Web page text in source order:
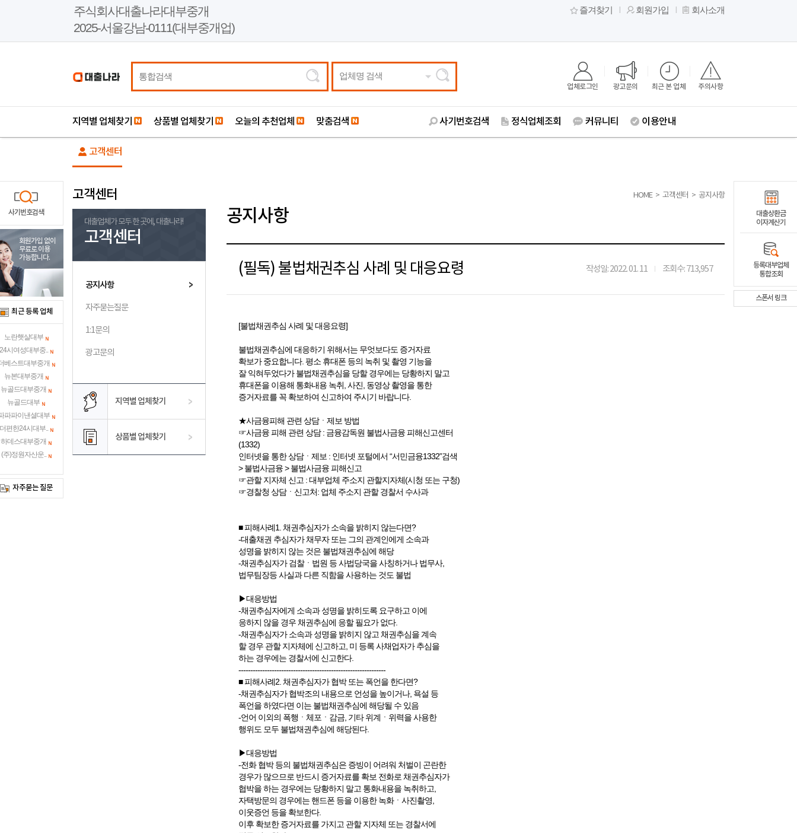
주식회사대출나라대부중개
2025-서울강남-0111(대부중개업)
즐겨찾기 회원가입 회사소개
업체명 검색
업체로그인 광고문의 최근 본 업체 주의사항
지역별 업체찾기 상품별 업체찾기 오늘의 추천업체 맞춤검색 사기번호검색 정식업체조회 커뮤니티 이용안내
고객센터
고객센터 HOME > 고객센터 > 공지사항
대출업체가 모두 한 곳에, 대출나라!
고객센터
공지사항
자주묻는질문
1:1문의
광고문의
지역별 업체찾기
상품별 업체찾기
공지사항
(필독) 불법채권추심 사례 및 대응요령 작성일: 2022. 01. 11 조회수: 713,957
[불법채권추심 사례 및 대응요령]
불법채권추심에 대응하기 위해서는 무엇보다도 증거자료
확보가 중요합니다. 평소 휴대폰 등의 녹취 및 촬영 기능을
잘 익혀두었다가 불법채권추심을 당할 경우에는 당황하지 말고
휴대폰을 이용해 통화내용 녹취, 사진, 동영상 촬영을 통한
증거자료를 꼭 확보하여 신고하여 주시기 바랍니다.
★사금융피해 관련 상담ㆍ제보 방법
☞사금융 피해 관련 상담 : 금융감독원 불법사금융 피해신고센터
(1332)
인터넷을 통한 상담ㆍ제보 : 인터넷 포털에서 “서민금융1332”검색
> 불법사금융 > 불법사금융 피해신고
☞관할 지자체 신고 : 대부업체 주소지 관할지자체(시청 또는 구청)
☞경찰청 상담ㆍ신고처: 업체 주소지 관할 경찰서 수사과
■ 피해사례1. 채권추심자가 소속을 밝히지 않는다면?
-대출채권 추심자가 채무자 또는 그의 관계인에게 소속과
성명을 밝히지 않는 것은 불법채권추심에 해당
-채권추심자가 검찰ㆍ법원 등 사법당국을 사칭하거나 법무사,
법무팀장등 사실과 다른 직함을 사용하는 것도 불법
▶대응방법
-채권추심자에게 소속과 성명을 밝히도록 요구하고 이에
응하지 않을 경우 채권추심에 응할 필요가 없다.
-채권추심자가 소속과 성명을 밝히지 않고 채권추심을 계속
할 경우 관할 지자체에 신고하고, 미 등록 사채업자가 추심을
하는 경우에는 경찰서에 신고한다.
--------------------------------------------------------------
■ 피해사례2. 채권추심자가 협박 또는 폭언을 한다면?
-채권추심자가 협박조의 내용으로 언성을 높이거나, 욕설 등
폭언을 하였다면 이는 불법채권추심에 해당될 수 있음
-언어 이외의 폭행ㆍ체포ㆍ감금, 기타 위계ㆍ위력을 사용한
행위도 모두 불법채권추심에 해당된다.
▶대응방법
-전화 협박 등의 불법채권추심은 증빙이 어려워 처벌이 곤란한
경우가 많으므로 반드시 증거자료를 확보 전화로 채권추심자가
협박을 하는 경우에는 당황하지 말고 통화내용을 녹취하고,
자택방문의 경우에는 핸드폰 등을 이용한 녹화ㆍ사진촬영,
이웃증언 등을 확보한다.
이후 확보한 증거자료를 가지고 관할 지자체 또는 경찰서에
사기번호검색
회원가입 없이
무료로 이용
가능합니다.
최근 등록 업체
노란햇살대부
시여성대부중..
베스트대부중개
뉴본대부중개
뉴골드대부중개
뉴골드대부
파파이낸셜대부
편한24시대부..
하데스대부중개
(주)정원자산운..
자주묻는 질문
대출상환금
이자계산기
등록대부업체
통합조회
스폰서 링크